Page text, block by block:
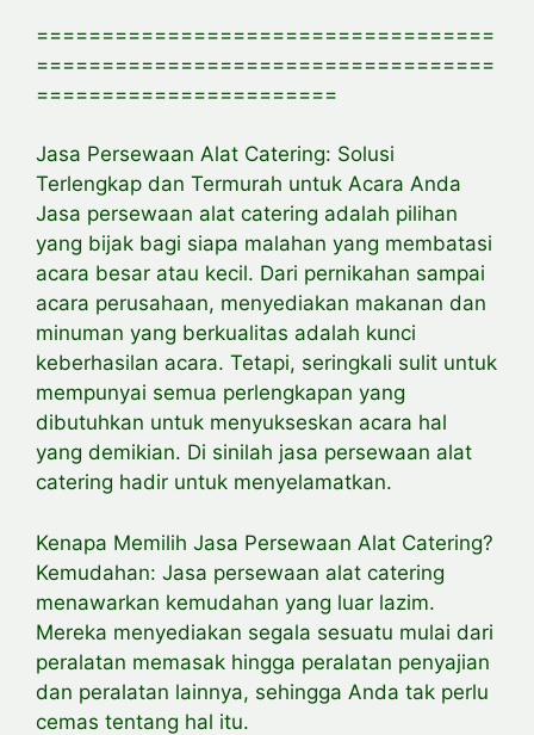
===================================
===================================
=======================
Jasa Persewaan Alat Catering: Solusi
Terlengkap dan Termurah untuk Acara Anda
Jasa persewaan alat catering adalah pilihan
yang bijak bagi siapa malahan yang membatasi
acara besar atau kecil. Dari pernikahan sampai
acara perusahaan, menyediakan makanan dan
minuman yang berkualitas adalah kunci
keberhasilan acara. Tetapi, seringkali sulit untuk
mempunyai semua perlengkapan yang
dibutuhkan untuk menyukseskan acara hal
yang demikian. Di sinilah jasa persewaan alat
catering hadir untuk menyelamatkan.
Kenapa Memilih Jasa Persewaan Alat Catering?
Kemudahan: Jasa persewaan alat catering
menawarkan kemudahan yang luar lazim.
Mereka menyediakan segala sesuatu mulai dari
peralatan memasak hingga peralatan penyajian
dan peralatan lainnya, sehingga Anda tak perlu
cemas tentang hal itu.